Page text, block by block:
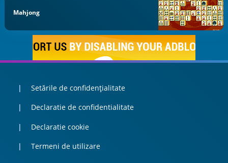
Mahjong
Setările de confidențialitate
Declaratie de confidentialitate
Declaratie cookie
Termeni de utilizare